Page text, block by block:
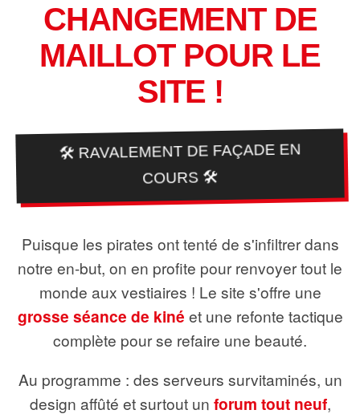
CHANGEMENT DE
MAILLOT POUR LE
SITE !
🛠️ RAVALEMENT DE FAÇADE EN
COURS 🛠️
Puisque les pirates ont tenté de s'infiltrer dans
notre en-but, on en profite pour renvoyer tout le
monde aux vestiaires ! Le site s'offre une
grosse séance de kiné et une refonte tactique
complète pour se refaire une beauté.
Au programme : des serveurs survitaminés, un
design affûté et surtout un forum tout neuf,